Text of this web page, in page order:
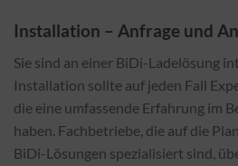
Installation – Anfrage und
Sie sind an einer BiDi-Ladelösung
Installation sollte auf jeden Fall
die eine umfassende Erfahrung im
haben. Fachbetriebe, die auf die
BiDi-Lösungen spezialisiert sind,